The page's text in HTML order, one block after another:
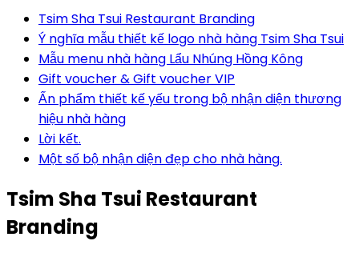
Tsim Sha Tsui Restaurant Branding
Ý nghĩa mẫu thiết kế logo nhà hàng Tsim Sha Tsui
Mẫu menu nhà hàng Lẩu Nhúng Hồng Kông
Gift voucher & Gift voucher VIP
Ấn phẩm thiết kế yếu trong bộ nhận diện thương
hiệu nhà hàng
Lời kết.
Một số bộ nhận diện đẹp cho nhà hàng.
Tsim Sha Tsui Restaurant
Branding